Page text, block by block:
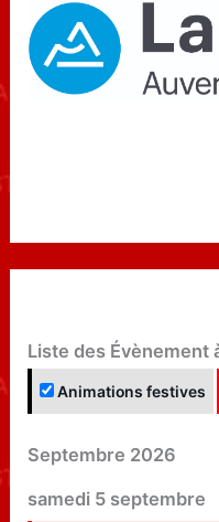
Liste des Évènement
Animations festives
Septembre 2026
samedi 5 septembre